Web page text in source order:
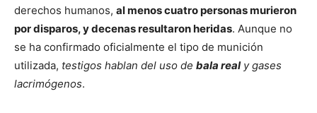
derechos humanos, al menos cuatro personas murieron
por disparos, y decenas resultaron heridas. Aunque no
se ha confirmado oficialmente el tipo de munición
utilizada, testigos hablan del uso de bala realy gases
lacrimógenos.